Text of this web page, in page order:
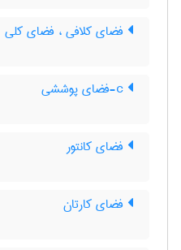
فضای کلافی ، فضای کلی
فضای کانتور
فضای کارتان